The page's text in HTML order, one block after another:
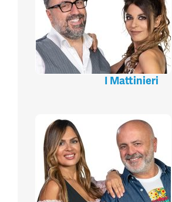
I Mattinieri